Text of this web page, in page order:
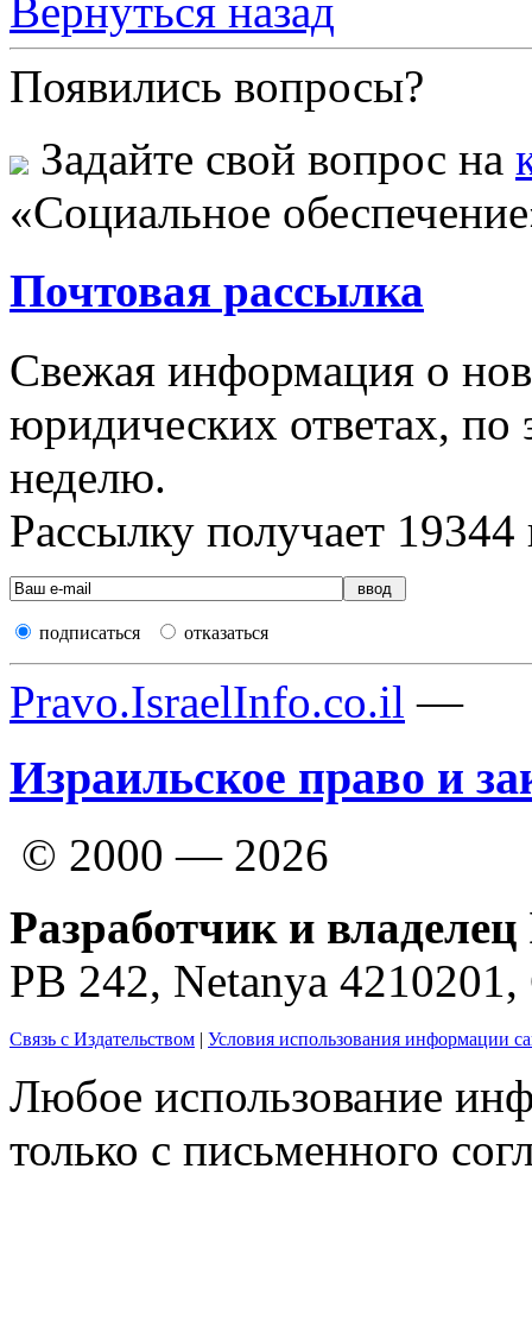
Вернуться назад
Появились вопросы?
Задайте свой вопрос на
«Социальное
Почтовая рассылка
Свежая информация о
юридических ответах, по
неделю.
Рассылку получает 19344
подписаться отказаться
Pravo.IsraelInfo.co.il —
Израильское право и
© 2000 — 2026
Разработчик и
PB 242, Netanya
Связь с Издательством | Условия использования информации
Любое использование
только с письменного